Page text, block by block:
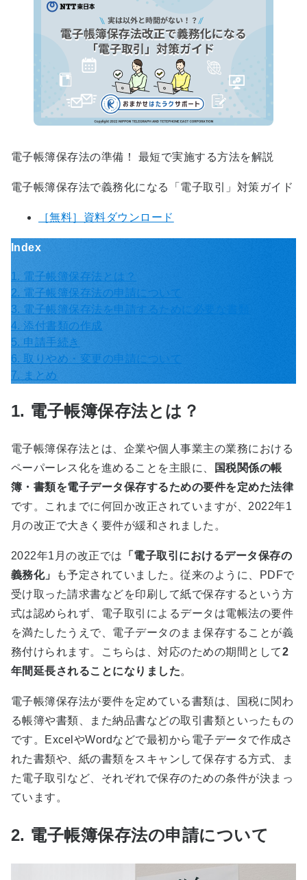
電子帳簿保存法の準備！ 最短で実施する方法を解説
電子帳簿保存法で義務化になる「電子取引」対策ガイド
［無料］資料ダウンロード
Index
1. 電子帳簿保存法とは？
2. 電子帳簿保存法の申請について
3. 電子帳簿保存法を申請するために必要な書類
4. 添付書類の作成
5. 申請手続き
6. 取りやめ・変更の申請について
7. まとめ
1. 電子帳簿保存法とは？
電子帳簿保存法とは、企業や個人事業主の業務における
ペーパーレス化を進めることを主眼に、
国税関係の帳
簿・書類を電子データ保存するための要件を定めた法律
です。これまでに何回か改正されていますが、 2022年1
月の改正で大きく要件が緩和されました。
2022年1 月の改正では
「電子取引におけるデータ保存の
義務化」
も予定されていました。従来のように、 PDFで
受け取った請求書などを印刷して紙で保存するという方
式は認められず、電子取引によるデータは電帳法の要件
を満たしたうえで、電子データのまま保存することが義
務付けられます。こちらは、対応のための期間として2
年間延長されることになりました。
電子帳簿保存法が要件を定めている書類は、国税に関わ
る帳簿や書類、また納品書などの取引書類といったもの
です。 Excel やWordなどで最初から電子データで作成さ
れた書類や、紙の書類をスキャンして保存する方式、ま
た電子取引など、それぞれで保存のための条件が決まっ
ています。
2. 電子帳簿保存法の申請について